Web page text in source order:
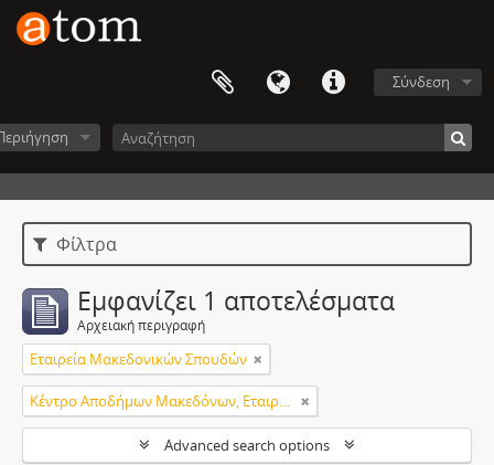
Σύνδεση
Φίλτρα
Εμφανίζει 1 αποτελέσματα
Αρχειακή περιγραφή
Εταιρεία Μακεδονικών Σπουδών
Κέντρο Αποδήμων Μακεδόνων, Εταιρεία Μακεδονικών Σπουδών.
Advanced search options